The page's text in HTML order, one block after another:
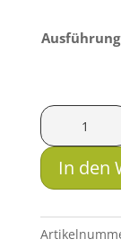
Ausführung
Steyr
Griff
LP
10E
LP
In den